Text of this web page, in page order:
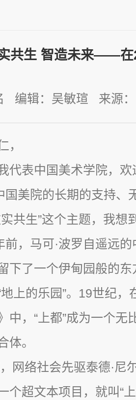
共生 智造未来——在
编辑：吴敏瑄 来源
，
代表中国美术学院，
国美院的长期的支持、
共生”这个主题，我想
前，马可·波罗自遥远
下了一个伊甸园般的
上的乐园”。19世纪
中，“上都”成为一个
体。
网络社会先驱泰德·尼
个超文本项目，就叫“